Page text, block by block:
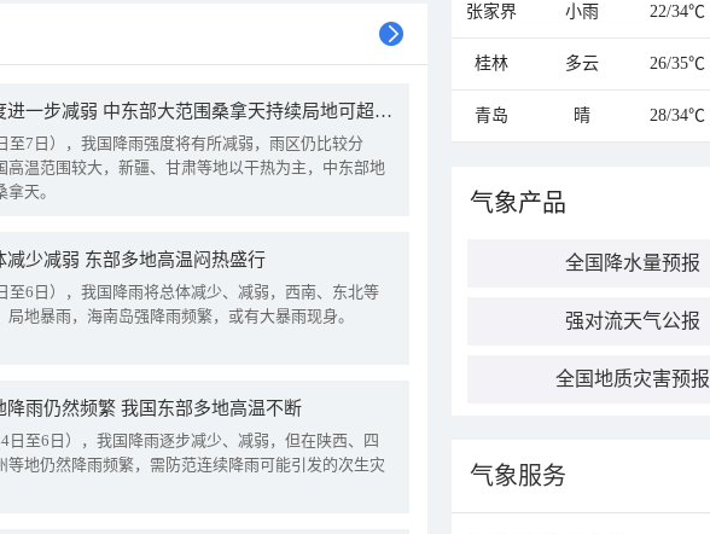
我国降雨强度进一步减弱 中东部大范围桑拿天持续局地可超38℃
至7日），我国降雨强度将有所减弱，雨区仍比较分
高温范围较大，新疆、甘肃等地以干热为主，中东部地
天。
减少减弱 东部多地高温闷热盛行
至6日），我国降雨将总体减少、减弱，西南、东北等
局地暴雨，海南岛强降雨频繁，或有大暴雨现身。
降雨仍然频繁 我国东部多地高温不断
日至6日），我国降雨逐步减少、减弱，但在陕西、四
等地仍然降雨频繁，需防范连续降雨可能引发的次生灾
张家界 小雨 22/34℃
桂林 多云 26/35℃
青岛 晴 28/34℃
气象产品
全国降水量预报
强对流天气公报
全国地质灾害预报
气象服务